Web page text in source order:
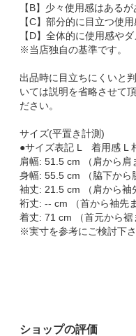
【B】少々使用感はある
【C】部分的に目立つ使
【D】全体的に使用感や
※当店独自の基準です。
出品時に目立ちにくいと
いては説明を省略させて
ださい。
サイズ(平置き計測)
●サイズ表記 L 着用感 L
肩幅: 51.5 cm （肩から肩
身幅: 55.5 cm （脇下から
袖丈: 21.5 cm （肩から袖
裄丈: -- cm （首から袖先
着丈: 71 cm （首元から裾
※実寸を参考にご検討下さ
ショップの評価